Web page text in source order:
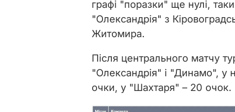
графі "поразки" ще нулі,
"Олександрія" з
Житомира.
Після центрального матчу
"Олександрія" і "Динамо", у
очки, у "Шахтаря" – 20 очок.